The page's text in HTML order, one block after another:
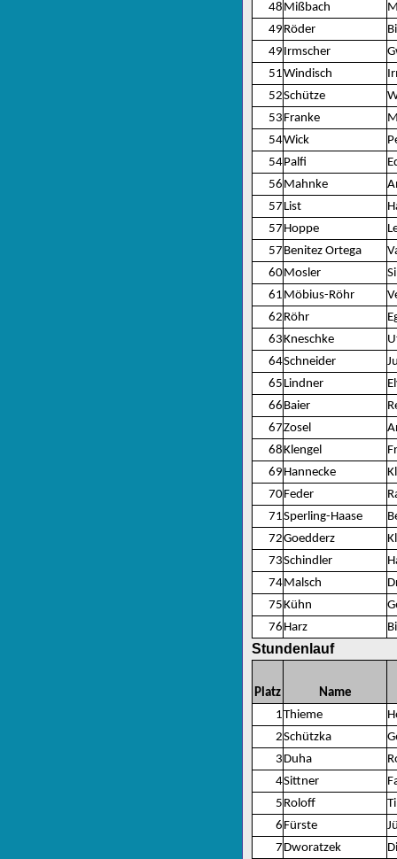
48 Mißbach
49 Röder
49 Irmscher
51Windisch
52Schütze
53 Franke
54Wick
54Palfi
56 Mahnke
57 List
57 Hoppe
57 Benitez Ortega
60Mosler
61 Möbius-Röhr
62 Röhr
63Kneschke
64Schneider
65 Lindner
66 Baier
67Zosel
68Klengel
69 Hannecke
70Feder
71Sperling-Haase
72Goedderz
73Schindler
74Malsch
75Kühn
76 Harz
Stundenlauf
Platz
Name
1Thieme
2Schützka
3 Duha
4Sittner
5 Roloff
6 Fürste
7 Dworatzek